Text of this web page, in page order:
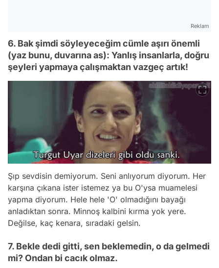
Reklam
6. Bak şimdi söyleyeceğim cümle aşırı önemli
(yaz bunu, duvarına as): Yanlış insanlarla, doğru
şeyleri yapmaya çalışmaktan vazgeç artık!
Şıp sevdisin demiyorum. Seni anlıyorum diyorum. Her
karşına çıkana ister istemez ya bu O'ysa muamelesi
yapma diyorum. Hele hele 'O' olmadığını bayağı
anladıktan sonra. Minnoş kalbini kırma yok yere.
Değilse, kaç kenara, sıradaki gelsin.
7. Bekle dedi gitti, sen beklemedin, o da gelmedi
mi? Ondan bi cacık olmaz.